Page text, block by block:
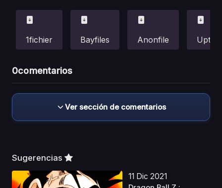
1fichier Bayfiles Anonfile
0comentarios
Ver sección de comentarios
Sugerencias
11 Dic 2021